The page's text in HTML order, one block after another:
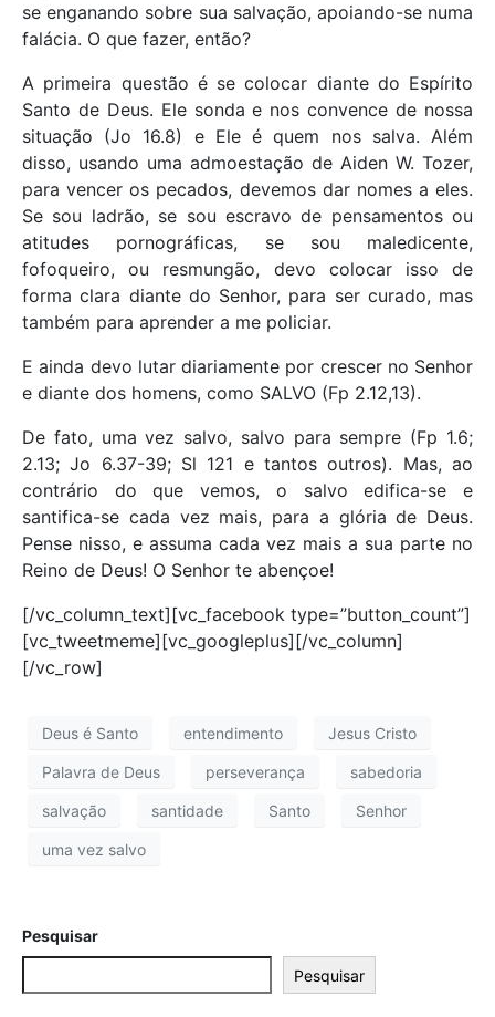
se enganando sobre sua salvação, apoiando-se numa
falácia. O que fazer, então?
A primeira questão é se colocar diante do Espírito
Santo de Deus. Ele sonda e nos convence de nossa
situação (Jo 16.8) e Ele é quem nos salva. Além
disso, usando uma admoestação de Aiden W. Tozer,
para vencer os pecados, devemos dar nomes a eles.
Se sou ladrão, se sou escravo de pensamentos ou
atitudes pornográficas, se sou maledicente,
fofoqueiro, ou resmungão, devo colocar isso de
forma clara diante do Senhor, para ser curado, mas
também para aprender a me policiar.
E ainda devo lutar diariamente por crescer no Senhor
e diante dos homens, como SALVO (Fp 2.12,13).
De fato, uma vez salvo, salvo para sempre (Fp 1.6;
2.13; Jo 6.37-39; Sl 121 e tantos outros). Mas, ao
contrário do que vemos, o salvo edifica-se e
santifica-se cada vez mais, para a glória de Deus.
Pense nisso, e assuma cada vez mais a sua parte no
Reino de Deus! O Senhor te abençoe!
[/vc_column_text][vc_facebook type=”button_count”]
[vc_tweetmeme][vc_googleplus][/vc_column]
[/vc_row]
Deus é Santo entendimento Jesus Cristo
Palavra de Deus perseverança sabedoria
salvação santidade Santo Senhor
uma vez salvo
Pesquisar
Pesquisar